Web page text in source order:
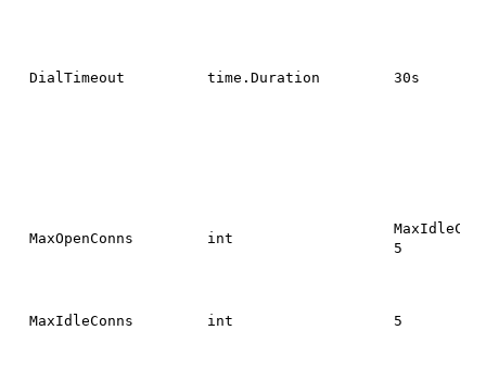
DialTimeout time.Duration 30s
MaxOpenConns int
5
MaxIdleConns int 5